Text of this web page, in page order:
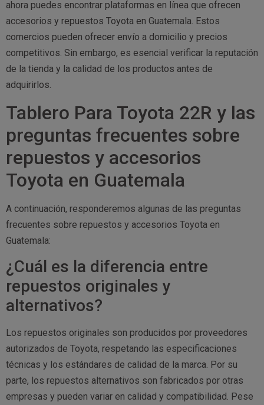
ahora puedes encontrar plataformas en línea que ofrecen
accesorios y repuestos Toyota en Guatemala. Estos
comercios pueden ofrecer envío a domicilio y precios
competitivos. Sin embargo, es esencial verificar la reputación
de la tienda y la calidad de los productos antes de
adquirirlos.
Tablero Para Toyota 22R y las
preguntas frecuentes sobre
repuestos y accesorios
Toyota en Guatemala
A continuación, responderemos algunas de las preguntas
frecuentes sobre repuestos y accesorios Toyota en
Guatemala:
¿Cuál es la diferencia entre
repuestos originales y
alternativos?
Los repuestos originales son producidos por proveedores
autorizados de Toyota, respetando las especificaciones
técnicas y los estándares de calidad de la marca. Por su
parte, los repuestos alternativos son fabricados por otras
empresas y pueden variar en calidad y compatibilidad. Pese